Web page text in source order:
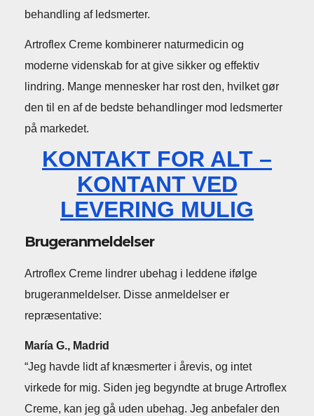
behandling af ledsmerter.
Artroflex Creme kombinerer naturmedicin og
moderne videnskab for at give sikker og effektiv
lindring. Mange mennesker har rost den, hvilket gør
den til en af ​​de bedste behandlinger mod ledsmerter
på markedet.
KONTAKT FOR ALT –
KONTANT VED
LEVERING MULIG
Brugeranmeldelser
Artroflex Creme lindrer ubehag i leddene ifølge
brugeranmeldelser. Disse anmeldelser er
repræsentative:
María G., Madrid
“Jeg havde lidt af knæsmerter i årevis, og intet
virkede for mig. Siden jeg begyndte at bruge Artroflex
Creme, kan jeg gå uden ubehag. Jeg anbefaler den